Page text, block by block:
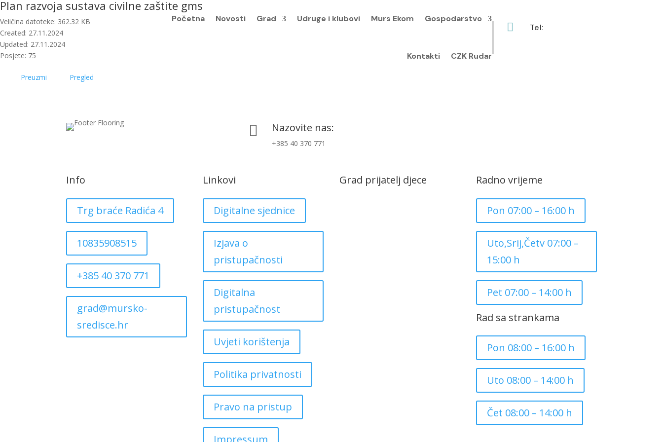
Početna Novosti Grad Udruge i klubovi Murs Ekom Gospodarstvo
Kontakti CZK Rudar
 Tel:
Plan razvoja sustava civilne zaštite gms
Veličina datoteke: 362.32 KB
Created: 27.11.2024
Updated: 27.11.2024
Posjete: 75
Preuzmi Pregled
 Nazovite nas:
+385 40 370 771
Info
Trg braće Radića 4
10835908515
+385 40 370 771
grad@mursko-
sredisce.hr
Linkovi
Digitalne sjednice
Izjava o
pristupačnosti
Digitalna
pristupačnost
Uvjeti korištenja
Politika privatnosti
Pravo na pristup
Grad prijatelj djece Radno vrijeme
Pon 07:00 – 16:00 h
Uto,Srij,Četv 07:00 –
15:00 h
Pet 07:00 – 14:00 h
Rad sa strankama
Pon 08:00 – 16:00 h
Uto 08:00 – 14:00 h
Čet 08:00 – 14:00 h